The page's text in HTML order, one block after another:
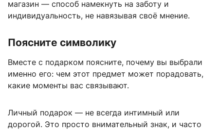
магазин — способ намекнуть на заботу и
индивидуальность, не навязывая своё мнение.
Поясните символику
Вместе с подарком поясните, почему вы выбрали
именно его: чем этот предмет может порадовать,
какие моменты вас связывают.
Личный подарок — не всегда интимный или
дорогой. Это просто внимательный знак, и часто